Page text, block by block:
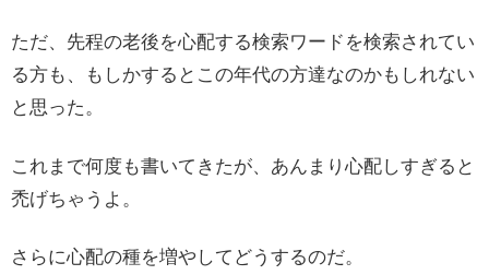
ただ、先程の老後を心配する検索ワードを検索されてい
る方も、もしかするとこの年代の方達なのかもしれない
と思った。
これまで何度も書いてきたが、あんまり心配しすぎると
禿げちゃうよ。
さらに心配の種を増やしてどうするのだ。